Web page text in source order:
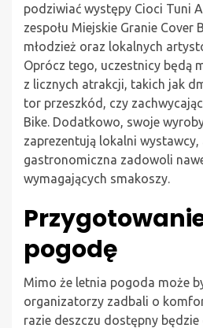
podziwiać występy Cioci Tuni
zespołu Miejskie Granie Cover
młodzież oraz lokalnych
Oprócz tego, uczestnicy będą
z licznych atrakcji, takich jak
tor przeszkód, czy
Bike. Dodatkowo, swoje
zaprezentują lokalni
gastronomiczna zadowoli
wymagających smakoszy.
pogodę
Mimo że letnia pogoda może
organizatorzy zadbali o
razie deszczu dostępny